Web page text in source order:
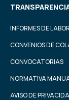
INFORMES DE
CONVENIOS DE
CONVOCATORIAS
NORMATIVA
AVISO DE